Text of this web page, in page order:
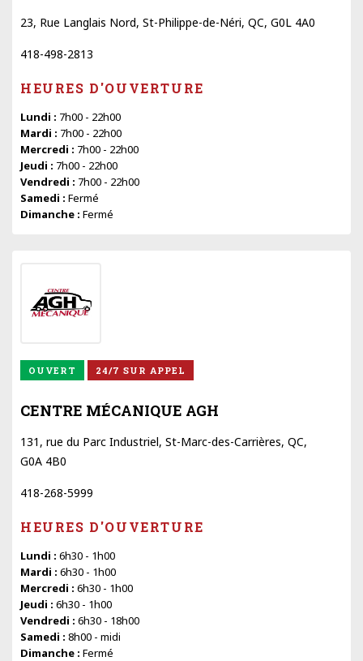
23, Rue Langlais Nord, St-Philippe-de-Néri, QC, G0L 4A0
418-498-2813
HEURES D'OUVERTURE
Lundi : 7h00 - 22h00
Mardi : 7h00 - 22h00
Mercredi : 7h00 - 22h00
Jeudi : 7h00 - 22h00
Vendredi : 7h00 - 22h00
Samedi : Fermé
Dimanche : Fermé
OUVERT 24/7 SUR APPEL
CENTRE MÉCANIQUE AGH
131, rue du Parc Industriel, St-Marc-des-Carrières, QC,
G0A 4B0
418-268-5999
HEURES D'OUVERTURE
Lundi : 6h30 - 1h00
Mardi : 6h30 - 1h00
Mercredi : 6h30 - 1h00
Jeudi : 6h30 - 1h00
Vendredi : 6h30 - 18h00
Samedi : 8h00 - midi
Dimanche : Fermé